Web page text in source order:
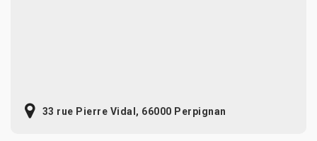
33 rue Pierre Vidal, 66000 Perpignan